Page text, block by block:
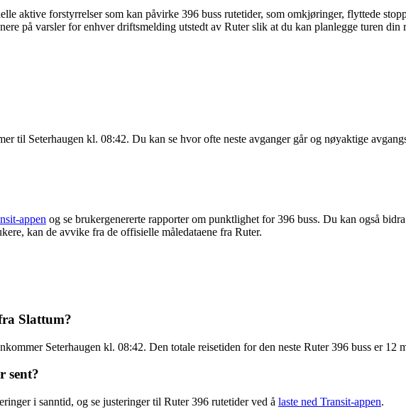
aktive forstyrrelser som kan påvirke 396 buss rutetider, som omkjøringer, flyttede
på varsler for enhver driftsmelding utstedt av Ruter slik at du kan planlegge turen
til Seterhaugen kl. 08:42. Du kan se hvor ofte neste avganger går og nøyaktige
appen og se brukergenererte rapporter om punktlighet for 396 buss. Du kan også
kan de avvike fra de offisielle måledataene fra Ruter.
Slattum?
Seterhaugen kl. 08:42. Den totale reisetiden for den neste Ruter 396 buss er 12
sent?
i sanntid, og se justeringer til Ruter 396 rutetider ved å laste ned Transit-appen.